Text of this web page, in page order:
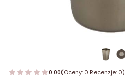
0.00(Oceny: 0 Recenzje: 0)